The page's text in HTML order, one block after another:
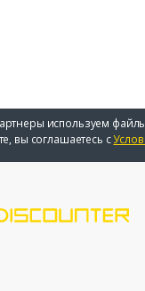
используем
вы соглашаетесь с